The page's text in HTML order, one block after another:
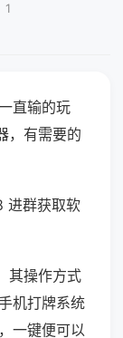
1
直输的玩
，有需要的
进群获取软
其操作方式
机打牌系统
一键便可以